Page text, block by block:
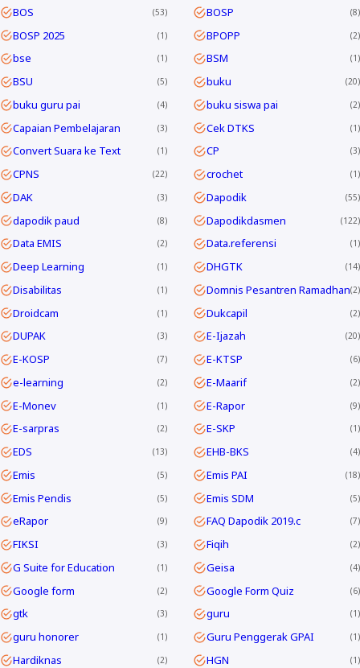
BOS 53 BOSP 8
BOSP 2025 1 BPOPP 2
bse 1 BSM 1
BSU 5 buku 20
buku guru pai 4 buku siswa pai 2
Capaian Pembelajaran 3 Cek DTKS 1
Convert Suara ke Text 1 CP 3
CPNS 22 crochet 1
DAK 3 Dapodik 55
dapodik paud 8 Dapodikdasmen 122
Data EMIS 2 Data.referensi 1
Deep Learning 1 DHGTK 14
Disabilitas 1 Domnis Pesantren Ramadhan 2
Droidcam 1 Dukcapil 2
DUPAK 3 E-Ijazah 20
E-KOSP 7 E-KTSP 6
e-learning 2 E-Maarif 2
E-Monev 1 E-Rapor 9
E-sarpras 2 E-SKP 1
EDS 13 EHB-BKS 4
Emis 5 Emis PAI 18
Emis Pendis 5 Emis SDM 5
eRapor 9 FAQ Dapodik 2019.c 7
FIKSI 3 Fiqih 2
G Suite for Education 1 Geisa 4
Google form 2 Google Form Quiz 6
gtk 3 guru 1
guru honorer 1 Guru Penggerak GPAI 1
Hardiknas 2 HGN 1